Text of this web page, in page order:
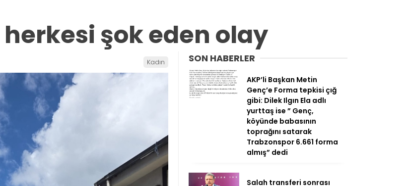
şok eden olay
Kadın SON HABERLER
AKP’li Başkan Metin
Genç’e Forma tepkisi çığ
gibi: Dilek Ilgın Ela adlı
yurttaş ise ” Genç,
köyünde babasının
toprağını satarak
Trabzonspor 6.661 forma
almış” dedi
Salah transferi sonrası